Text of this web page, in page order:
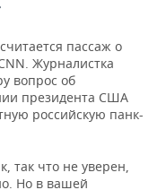
пассаж о
Журналистка
вопрос об
президента США
российскую панк-
так что не уверен,
Но в вашей